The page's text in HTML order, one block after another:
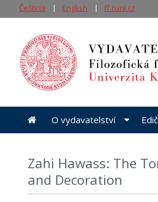
Zahi Hawass: The
and Decoration
O vydavatelství
Čeština English ff.cuni.cz